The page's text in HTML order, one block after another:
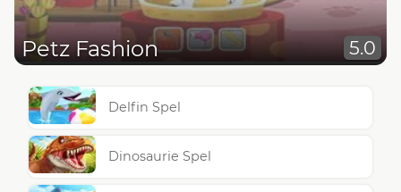
Petz Fashion 5.0
Delfin Spel
Dinosaurie Spel